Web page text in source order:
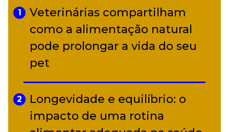
Adriana Calcanhotto retoma
alter ego infantil para show em
Curitiba
1
Veterinárias compartilham
como a alimentação natural
pode prolongar a vida do seu
pet
2
Longevidade e equilíbrio: o
impacto de uma rotina